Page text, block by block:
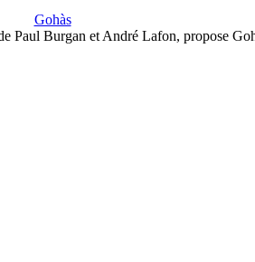
Gohàs
Paul Burgan et André Lafon, propose